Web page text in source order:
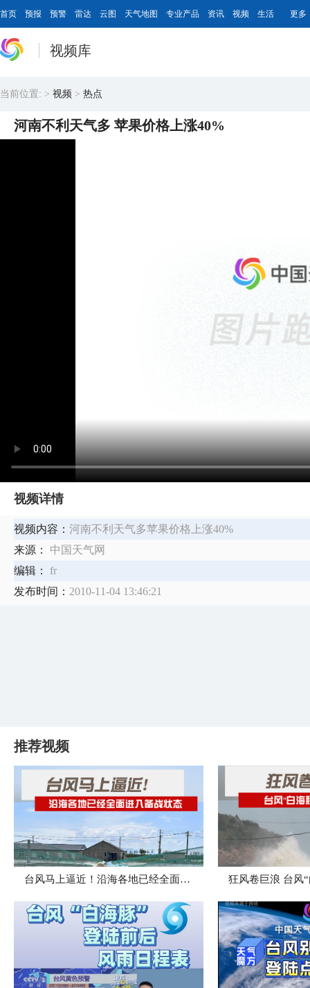
首页 预报 预警 雷达 云图 天气地图 专业产品 资讯 视频 生活 更多
视频库
当前位置: > 视频 > 热点
河南不利天气多 苹果价格上涨40%
视频详情
视频内容： 河南不利天气多苹果价格上涨40%
来源：
中国天气网
编辑：
fr
发布时间： 2010-11-04 13:46:21
推荐视频
台风马上逼近！沿海各地已经全面进入备战状态